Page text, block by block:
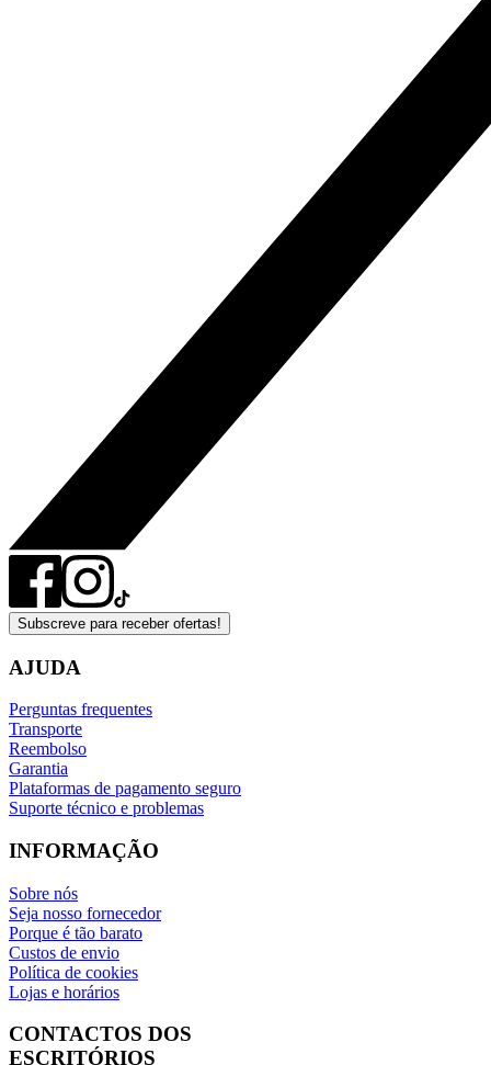
Subscreve para receber ofertas!
AJUDA
Perguntas frequentes
Transporte
Reembolso
Garantia
Plataformas de pagamento seguro
Suporte técnico e problemas
INFORMAÇÃO
Sobre nós
Seja nosso fornecedor
Porque é tão barato
Custos de envio
Política de cookies
Lojas e horários
CONTACTOS DOS
ESCRITÓRIOS